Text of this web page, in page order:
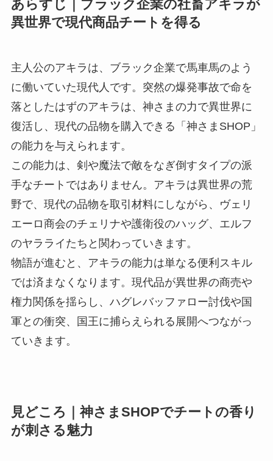
あらすじ｜ブラック企業の社畜アキラが
異世界で現代商品チートを得る
主人公のアキラは、ブラック企業で馬車馬のよう
に働いていた現代人です。突然の爆発事故で命を
落としたはずのアキラは、神さまの力で異世界に
復活し、現代の品物を購入できる「神さまSHOP」
の能力を与えられます。
この能力は、剣や魔法で敵をなぎ倒すタイプの派
手なチートではありません。アキラは異世界の荒
野で、現代の品物を取引材料にしながら、ヴェリ
エーロ商会のチェリナや護衛役のハッグ、エルフ
のヤラライたちと関わっていきます。
物語が進むと、アキラの能力は単なる便利スキル
では済まなくなります。現代品が異世界の商売や
権力関係を揺らし、ハグレバッファロー討伐や国
軍との衝突、国王に捕らえられる展開へつながっ
ていきます。
見どころ｜神さまSHOPでチートの香り
が刺さる魅力